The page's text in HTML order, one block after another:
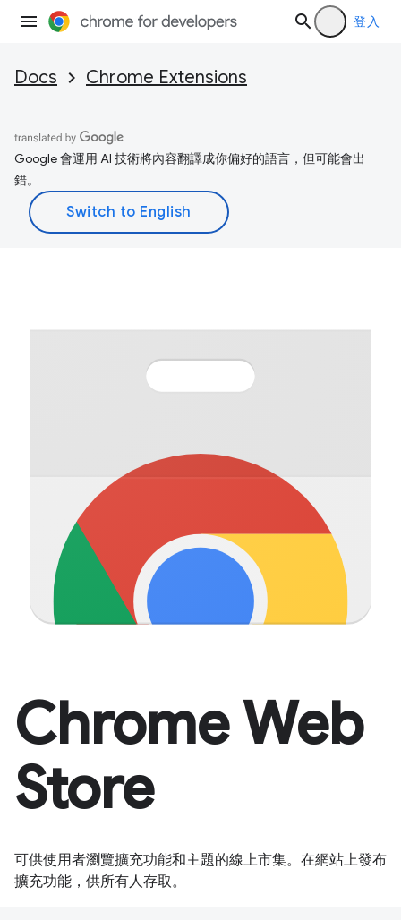
登入
Docs Chrome Extensions
Google 會運用 AI 技術將內容翻譯成你偏好的語言，但可能會出
錯。
Chrome Web
Store
可供使用者瀏覽擴充功能和主題的線上市集。在網站上發布
擴充功能，供所有人存取。